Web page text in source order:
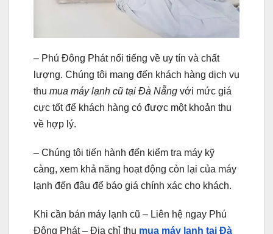
– Phú Đông Phát nổi tiếng về uy tín và chất
lượng. Chúng tôi mang đến khách hàng dịch vụ
thu mua máy lạnh cũ tại Đà Nẵng với mức giá
cực tốt để khách hàng có được một khoản thu
về hợp lý.
– Chúng tôi tiến hành đến kiểm tra máy kỹ
càng, xem khả năng hoạt động còn lại của máy
lạnh đến đâu để báo giá chính xác cho khách.
Khi cần bán máy lạnh cũ – Liên hệ ngay Phú
Đông Phát – Địa chỉ thu mua máy lạnh tại Đà